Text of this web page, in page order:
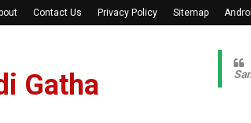
Contact Us Privacy Policy Sitemap
Gatha